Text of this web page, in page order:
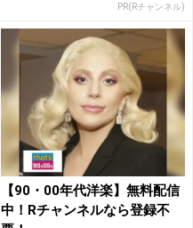
PR(Rチャンネル)
【90・00年代洋楽】無料配信
中！Rチャンネルなら登録不